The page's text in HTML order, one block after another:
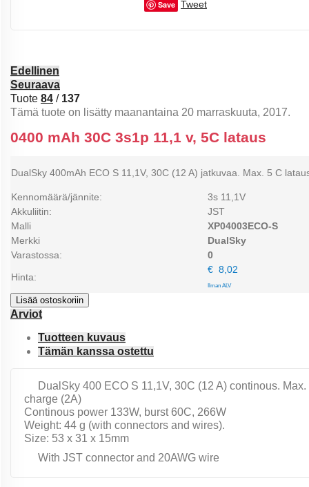
Save Tweet
Edellinen
Seuraava
Tuote 84 / 137
Tämä tuote on lisätty maanantaina 20 marraskuuta, 2017.
0400 mAh 30C 3s1p 11,1 v, 5C lataus
DualSky 400mAh ECO S 11,1V, 30C (12 A) jatkuvaa. Max. 5 C
Kennomäärä/jännite:
3s 11,1V
Akkuliitin:
JST
Malli
XP04003ECO-S
Merkki
DualSky
Varastossa:
0
Hinta:
€ 8,02
Ilman ALV
Lisää ostoskoriin
Arviot
Tuotteen kuvaus
Tämän kanssa ostettu
DualSky 400 ECO S 11,1V, 30C (12 A) continous. Max.
charge (2A)
Continous power 133W, burst 60C, 266W
Weight: 44 g (with connectors and wires).
Size: 53 x 31 x 15mm
With JST connector and 20AWG wire